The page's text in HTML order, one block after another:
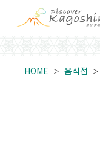
HOME 음식점